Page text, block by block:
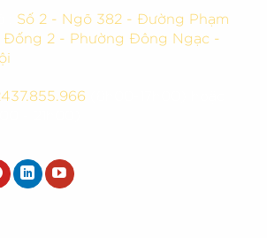
Số 2 - Ngõ 382 - Đường Phạm
Đống 2 - Phường Đông Ngạc -